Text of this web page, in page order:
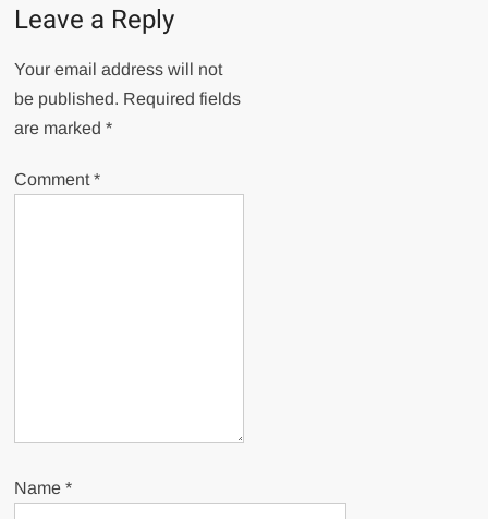
Leave a Reply
Your email address will not
be published. Required fields
are marked*
Comment*
Name*